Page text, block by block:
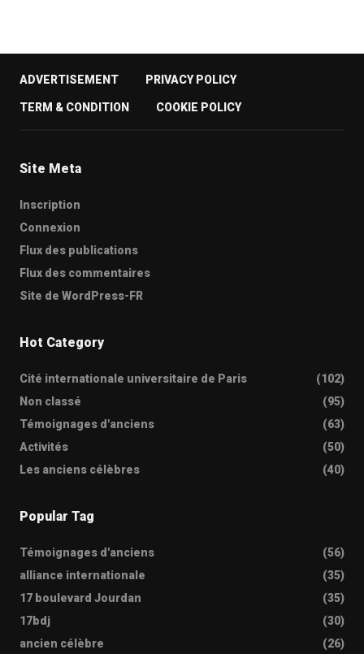
ADVERTISEMENT PRIVACY POLICY
TERM & CONDITION COOKIE POLICY
Site Meta
Inscription
Connexion
Flux des publications
Flux des commentaires
Site de WordPress-FR
Hot Category
Cité internationale universitaire de Paris
(102)
Non classé
(95)
Témoignages d'anciens
(63)
Activités
(50)
Les anciens célèbres
(40)
Popular Tag
Témoignages d'anciens
(56)
alliance internationale
(35)
17 boulevard Jourdan
(35)
17bdj
(30)
ancien célèbre
(26)